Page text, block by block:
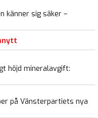
känner sig säker –
höjd mineralavgift:
på Vänsterpartiets nya